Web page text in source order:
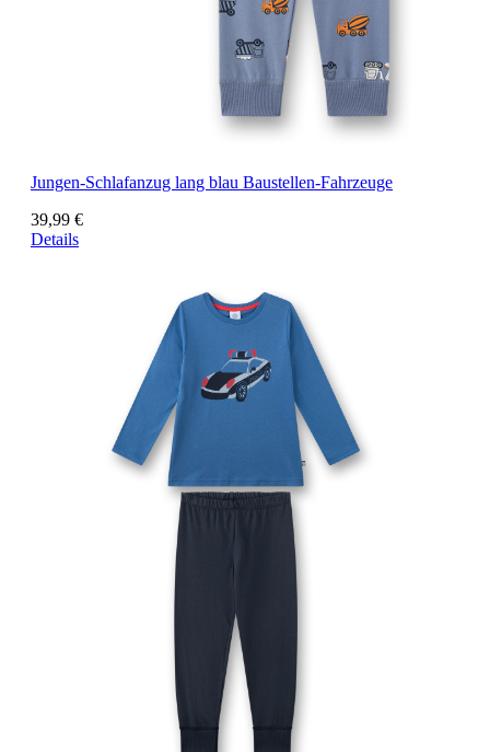
Jungen-Schlafanzug lang blau Baustellen-Fahrzeuge
39,99 €
Details